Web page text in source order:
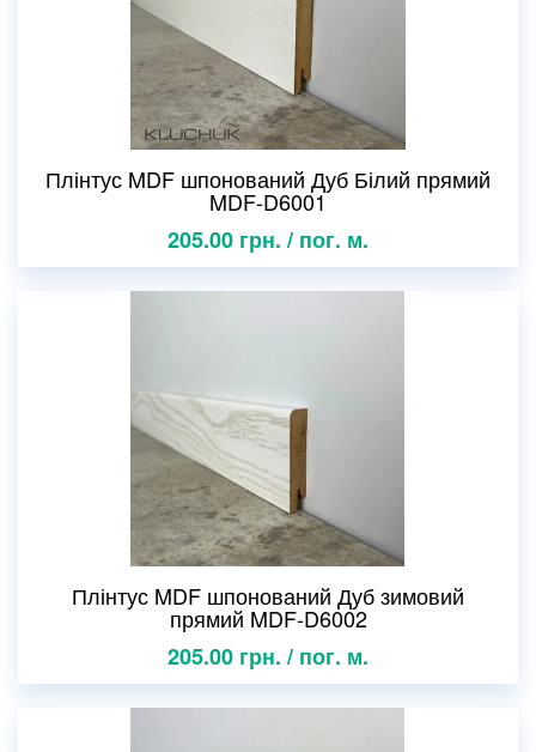
Плінтус MDF шпонований Дуб Білий прямий
MDF-D6001
205.00 грн. / пог. м.
Плінтус MDF шпонований Дуб зимовий
прямий MDF-D6002
205.00 грн. / пог. м.